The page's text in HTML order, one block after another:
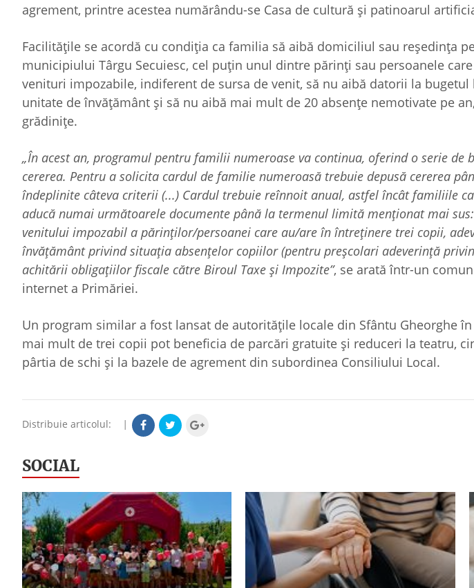
agrement, printre acestea numărându-se Casa de cultură şi patinoarul
Facilităţile se acordă cu condiţia ca familia să aibă domiciliul sau reşedinţa
municipiului Târgu Secuiesc, cel puţin unul dintre părinţi sau persoanele
venituri impozabile, indiferent de sursa de venit, să nu aibă datorii la
unitate de învăţământ şi să nu aibă mai mult de 20 absenţe nemotivate pe
grădiniţe.
„În acest an, programul pentru familii numeroase va continua, oferind o serie de
cererea. Pentru a solicita cardul de familie numeroasă trebuie depusă cererea
îndeplinite câteva criterii (...) Cardul trebuie reînnoit anual, astfel încât familiile
aducă numai următoarele documente până la termenul limită menţionat mai
venitului impozabil a părinţilor/persoanei care au/are în întreţinere trei copii,
învăţământ privind situaţia absenţelor copiilor (pentru preşcolari adeverinţă
achitării obligaţiilor fiscale către Biroul Taxe şi Impozite”, se arată într-un
internet a Primăriei.
Un program similar a fost lansat de autorităţile locale din Sfântu Gheorghe
mai mult de trei copii pot beneficia de parcări gratuite şi reduceri la teatru,
pârtia de schi şi la bazele de agrement din subordinea Consiliului Local.
Distribuie articolul: |
SOCIAL